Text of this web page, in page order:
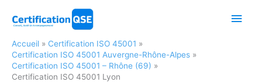
Accueil
Certification ISO 45001
Certification ISO 45001 Auvergne-Rhône-Alpes
Certification ISO 45001 – Rhône (69)
Certification ISO 45001 Lyon